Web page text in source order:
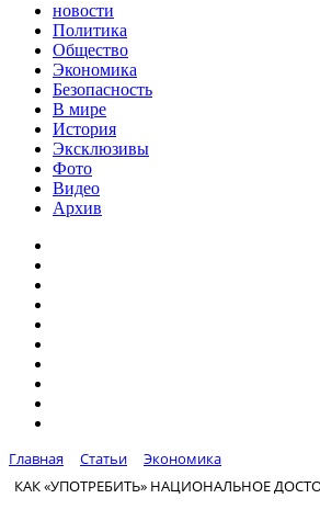
новости
Политика
Общество
Экономика
Безопасность
В мире
История
Эксклюзивы
Фото
Видео
Архив
Главная Статьи
Экономика
КАК «УПОТРЕБИТЬ» НАЦИОНАЛЬНОЕ